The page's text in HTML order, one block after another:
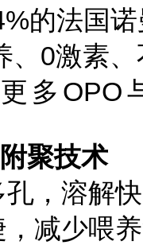
的法国
、0激素
多OPO
聚技术
，溶解
减少喂